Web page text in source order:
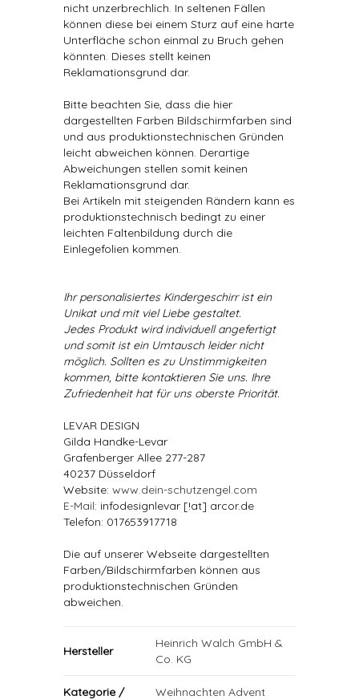
nicht unzerbrechlich. In seltenen Fällen
können diese bei einem Sturz auf eine harte
Unterfläche schon einmal zu Bruch gehen
könnten. Dieses stellt keinen
Reklamationsgrund dar.
Bitte beachten Sie, dass die hier
dargestellten Farben Bildschirmfarben sind
und aus produktionstechnischen Gründen
leicht abweichen können. Derartige
Abweichungen stellen somit keinen
Reklamationsgrund dar.
Bei Artikeln mit steigenden Rändern kann es
produktionstechnisch bedingt zu einer
leichten Faltenbildung durch die
Einlegefolien kommen.
Ihr personalisiertes Kindergeschirr ist ein
Unikat und mit viel Liebe gestaltet.
Jedes Produkt wird individuell angefertigt
und somit ist ein Umtausch leider nicht
möglich. Sollten es zu Unstimmigkeiten
kommen, bitte kontaktieren Sie uns. Ihre
Zufriedenheit hat für uns oberste Priorität.
LEVAR DESIGN
Gilda Handke-Levar
Grafenberger Allee 277-287
40237 Düsseldorf
Website: www.dein-schutzengel.com
E-Mail: infodesignlevar [!at] arcor.de
Telefon: 017653917718
Die auf unserer Webseite dargestellten
Farben/Bildschirmfarben können aus
produktionstechnischen Gründen
abweichen.
Hersteller
Heinrich Walch GmbH &
Co. KG
Kategorie / Weihnachten Advent